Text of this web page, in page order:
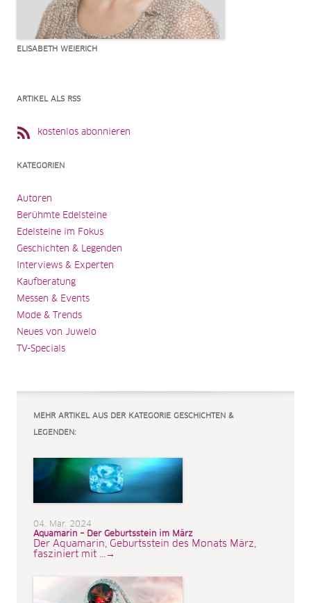
ELISABETH WEIERICH
ARTIKEL ALS RSS
kostenlos abonnieren
KATEGORIEN
Autoren
Berühmte Edelsteine
Edelsteine im Fokus
Geschichten & Legenden
Interviews & Experten
Kaufberatung
Messen & Events
Mode & Trends
Neues von Juwelo
TV-Specials
MEHR ARTIKEL AUS DER KATEGORIE GESCHICHTEN &
LEGENDEN:
04. Mar. 2024
Aquamarin – Der Geburtsstein im März
Der Aquamarin, Geburtsstein des Monats März,
fasziniert mit ...→